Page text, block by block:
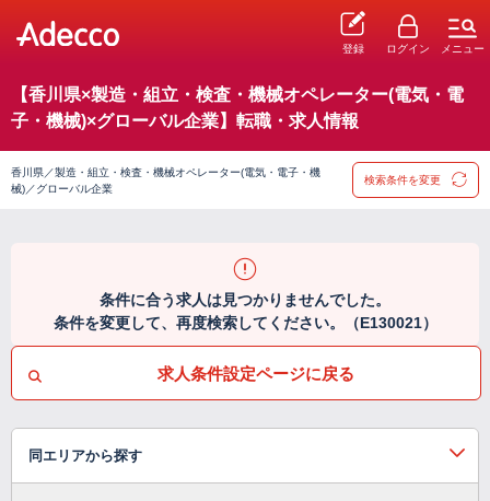
登録 ログイン メニュー
【香川県×製造・組立・検査・機械オペレーター(電気・電
子・機械)×グローバル企業】転職・求人情報
香川県／製造・組立・検査・機械オペレーター(電気・電子・機
械)／グローバル企業
検索条件を変更
条件に合う求人は見つかりませんでした。
条件を変更して、再度検索してください。（E130021）
求人条件設定ページに戻る
同エリアから探す